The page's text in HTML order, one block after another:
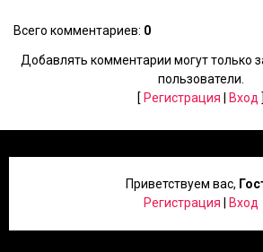
Всего комментариев: 0
Добавлять комментарии могут только
пользователи.
[ Регистрация Вход ]
Приветствуем вас,
Регистрация
Вход